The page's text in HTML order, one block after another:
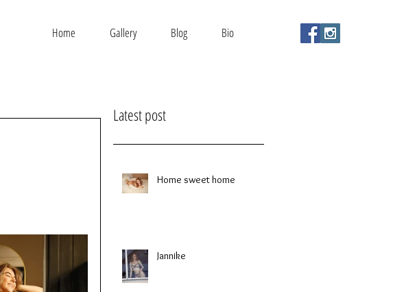
Home Gallery Blog Bio
Latest post
Home sweet home
Jannike